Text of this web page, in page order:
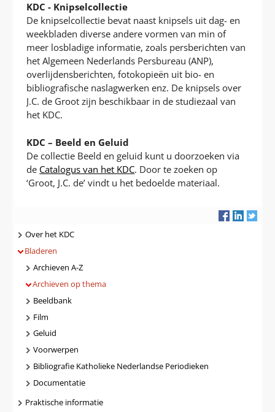
KDC - Knipselcollectie
De knipselcollectie bevat naast knipsels uit dag- en
weekbladen diverse andere vormen van min of
meer losbladige informatie, zoals persberichten van
het Algemeen Nederlands Persbureau (ANP),
overlijdensberichten, fotokopieën uit bio- en
bibliografische naslagwerken enz. De knipsels over
J.C. de Groot zijn beschikbaar in de studiezaal van
het KDC.
KDC – Beeld en Geluid
De collectie Beeld en geluid kunt u doorzoeken via
de Catalogus van het KDC. Door te zoeken op
‘Groot, J.C. de’ vindt u het bedoelde materiaal.
Navigatie
Over het KDC
Bladeren
Archieven A-Z
Archieven op thema
Beeldbank
Film
Geluid
Voorwerpen
Bibliografie Katholieke Nederlandse Periodieken
Documentatie
Praktische informatie